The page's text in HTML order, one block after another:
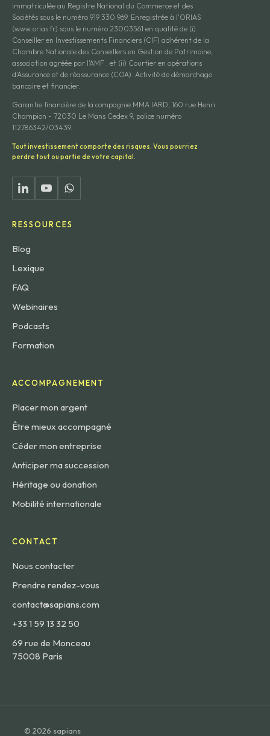
immatriculée au Registre National du Commerce et des
Sociétés sous le numéro 919 330 969. Enregistrée à l'ORIAS
(www.orias.fr) sous le numéro 23003561 en qualité de (i)
Conseiller en Investissements Financiers (CIF) adhérent de la
Chambre Nationale des Conseillers en Gestion de Patrimoine,
association agréée par l'AMF ; et (ii) Courtier en opérations
d'Assurance et de réassurance (COA). Activité de démarchage
bancaire et financier.
Garantie financière de la compagnie MMA IARD, 160 rue Henri
Champion - 72030 Le Mans Cedex 9, police numéro
112786342/03439.
Tout investissement comporte des risques. Vous pourriez
perdre tout ou partie de votre capital.
RESSOURCES
Blog
Lexique
FAQ
Webinaires
Podcasts
Formation
ACCOMPAGNEMENT
Placer mon argent
Être mieux accompagné
Céder mon entreprise
Anticiper ma succession
Héritage ou donation
Mobilité internationale
CONTACT
Nous contacter
Prendre rendez-vous
contact@sapians.com
+33 1 59 13 32 50
69 rue de Monceau
75008 Paris
© 2026 sapians